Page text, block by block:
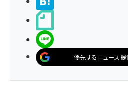
優先するニュース